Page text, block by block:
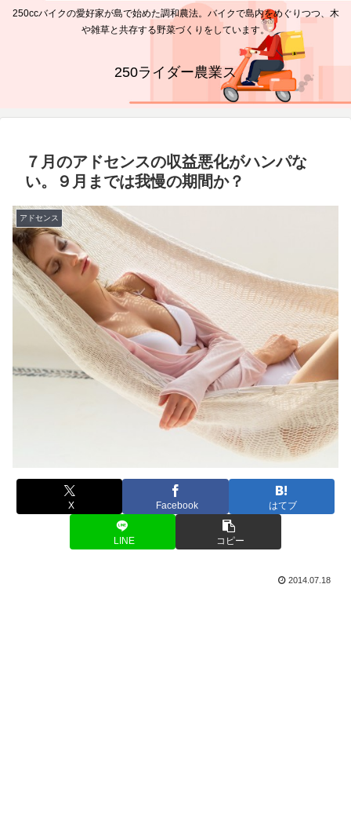
250ccバイクの愛好家が島で始めた調和農法。バイクで島内をめぐりつつ、木
や雑草と共存する野菜づくりをしています。
250ライダー農業ス
７月のアドセンスの収益悪化がハンパな
い。９月までは我慢の期間か？
アドセンス
X Facebook はてブ
LINE コピー
2014.07.18